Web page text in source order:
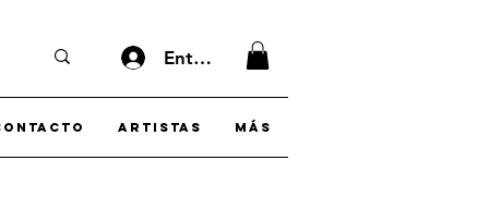
Entrar
Artistas Más